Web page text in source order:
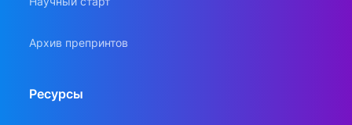
Архив препринтов
Ресурсы